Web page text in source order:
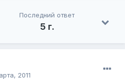
Последний ответ
5 г.
2011